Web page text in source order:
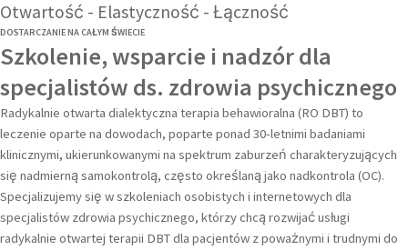
Otwartość - Elastyczność - Łączność
DOSTARCZANIE NA CAŁYM ŚWIECIE
Szkolenie, wsparcie i nadzór dla
specjalistów ds. zdrowia psychicznego
Radykalnie otwarta dialektyczna terapia behawioralna (RO DBT) to
leczenie oparte na dowodach, poparte ponad 30-letnimi badaniami
klinicznymi, ukierunkowanymi na spektrum zaburzeń charakteryzujących
się nadmierną samokontrolą, często określaną jako nadkontrola (OC).
Specjalizujemy się w szkoleniach osobistych i internetowych dla
specjalistów zdrowia psychicznego, którzy chcą rozwijać usługi
radykalnie otwartej terapii DBT dla pacjentów z poważnymi i trudnymi do